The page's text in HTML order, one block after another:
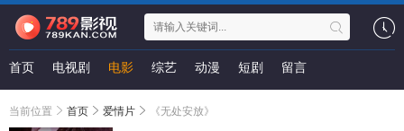
首页 电视剧 电影 综艺 动漫 短剧 留言
当前位置 首页 爱情片 《无处安放》